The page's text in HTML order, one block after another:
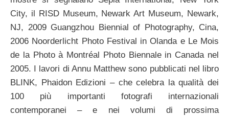
City, il RISD Museum, Newark Art Museum, Newark,
NJ, 2009 Guangzhou Biennial of Photography, Cina,
2006 Noorderlicht Photo Festival in Olanda e Le Mois
de la Photo à Montréal Photo Biennale in Canada nel
2005. I lavori di Annu Matthew sono pubblicati nel libro
BLINK, Phaidon Edizioni – che celebra la qualità dei
100 più importanti fotografi internazionali
contemporanei – e nei volumi di prossima